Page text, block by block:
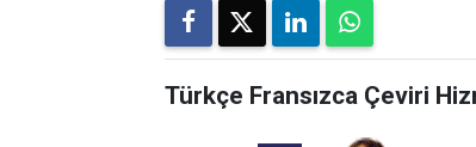
Türkçe Fransızca Çeviri